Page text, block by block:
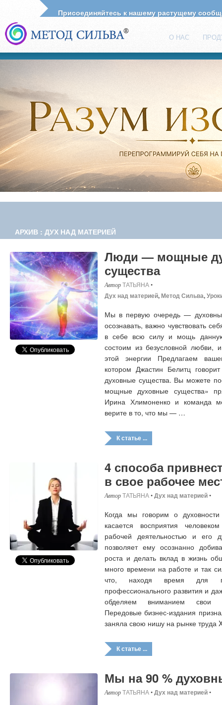
О НАС
Присоединяйтесь к нашему растущему
АРХИВ : ДУХ НАД МАТЕРИЕЙ
Люди — мощные
существа
ТАТЬЯНА•
Дух над материей,Метод Сильва,
Мы в первую очередь —
осознавать, важно чувствовать
в себе всю силу и мощь
состоим из безусловной любви,
этой энергии Предлагаем
котором Джастин Белитц
духовные существа. Вы можете
мощные духовные существа»
Ирина Хлимоненко и команда
верите в то, что мы — …
К статье ...
4 способа
в свое рабочее
ТАТЬЯНА•Дух над материей•
Когда мы говорим о
касается восприятия
рабочей деятельностью и его
позволяет ему осознанно
роста и делать вклад в жизнь
много времени на работе и так
что, находя время для
профессионального развития и
обделяем вниманием свои
Передовые бизнес-издания
заняла свою нишу на рынке труда
К статье ...
Мы на 90 %
ТАТЬЯНА•Дух над материей•